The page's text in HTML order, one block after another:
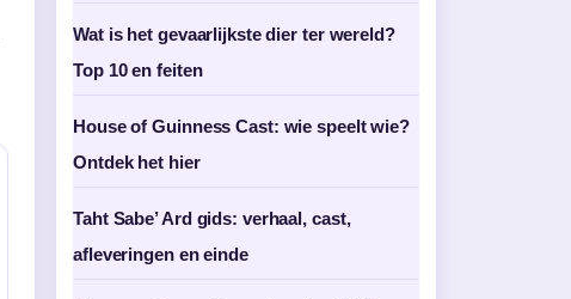
Wat is het gevaarlijkste dier ter wereld?
Top 10 en feiten
House of Guinness Cast: wie speelt wie?
Ontdek het hier
Taht Sabe’ Ard gids: verhaal, cast,
afleveringen en einde